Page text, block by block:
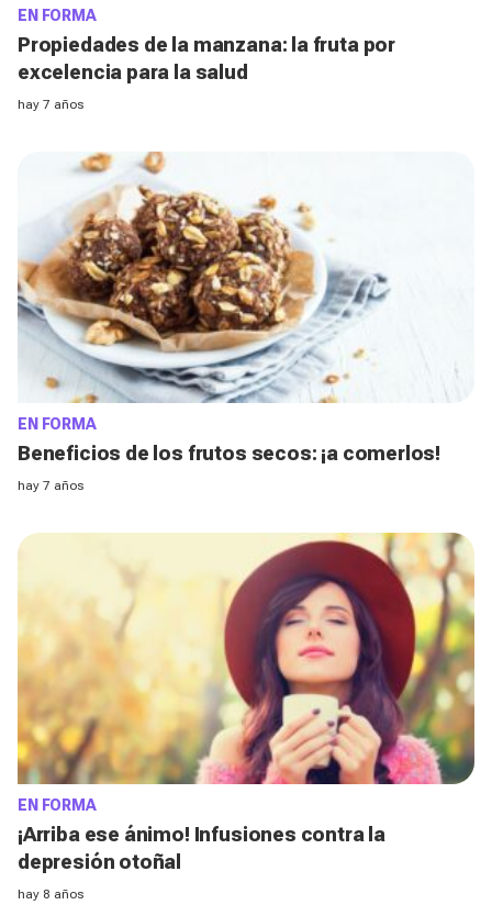
EN FORMA
Propiedades de la manzana: la fruta por
excelencia para la salud
hay 7 años
EN FORMA
Beneficios de los frutos secos: ¡a comerlos!
hay 7 años
EN FORMA
¡Arriba ese ánimo! Infusiones contra la
depresión otoñal
hay 8 años